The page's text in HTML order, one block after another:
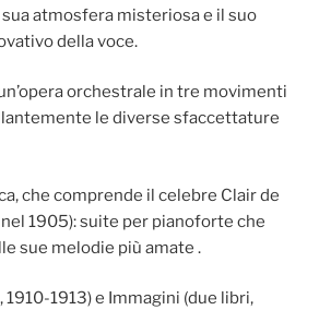
atmosfera misteriosa e il suo
della voce.
orchestrale in tre movimenti
le diverse sfaccettature
che comprende il celebre Clair de
1905): suite per pianoforte che
sue melodie più amate .
1910-1913) e Immagini (due libri,